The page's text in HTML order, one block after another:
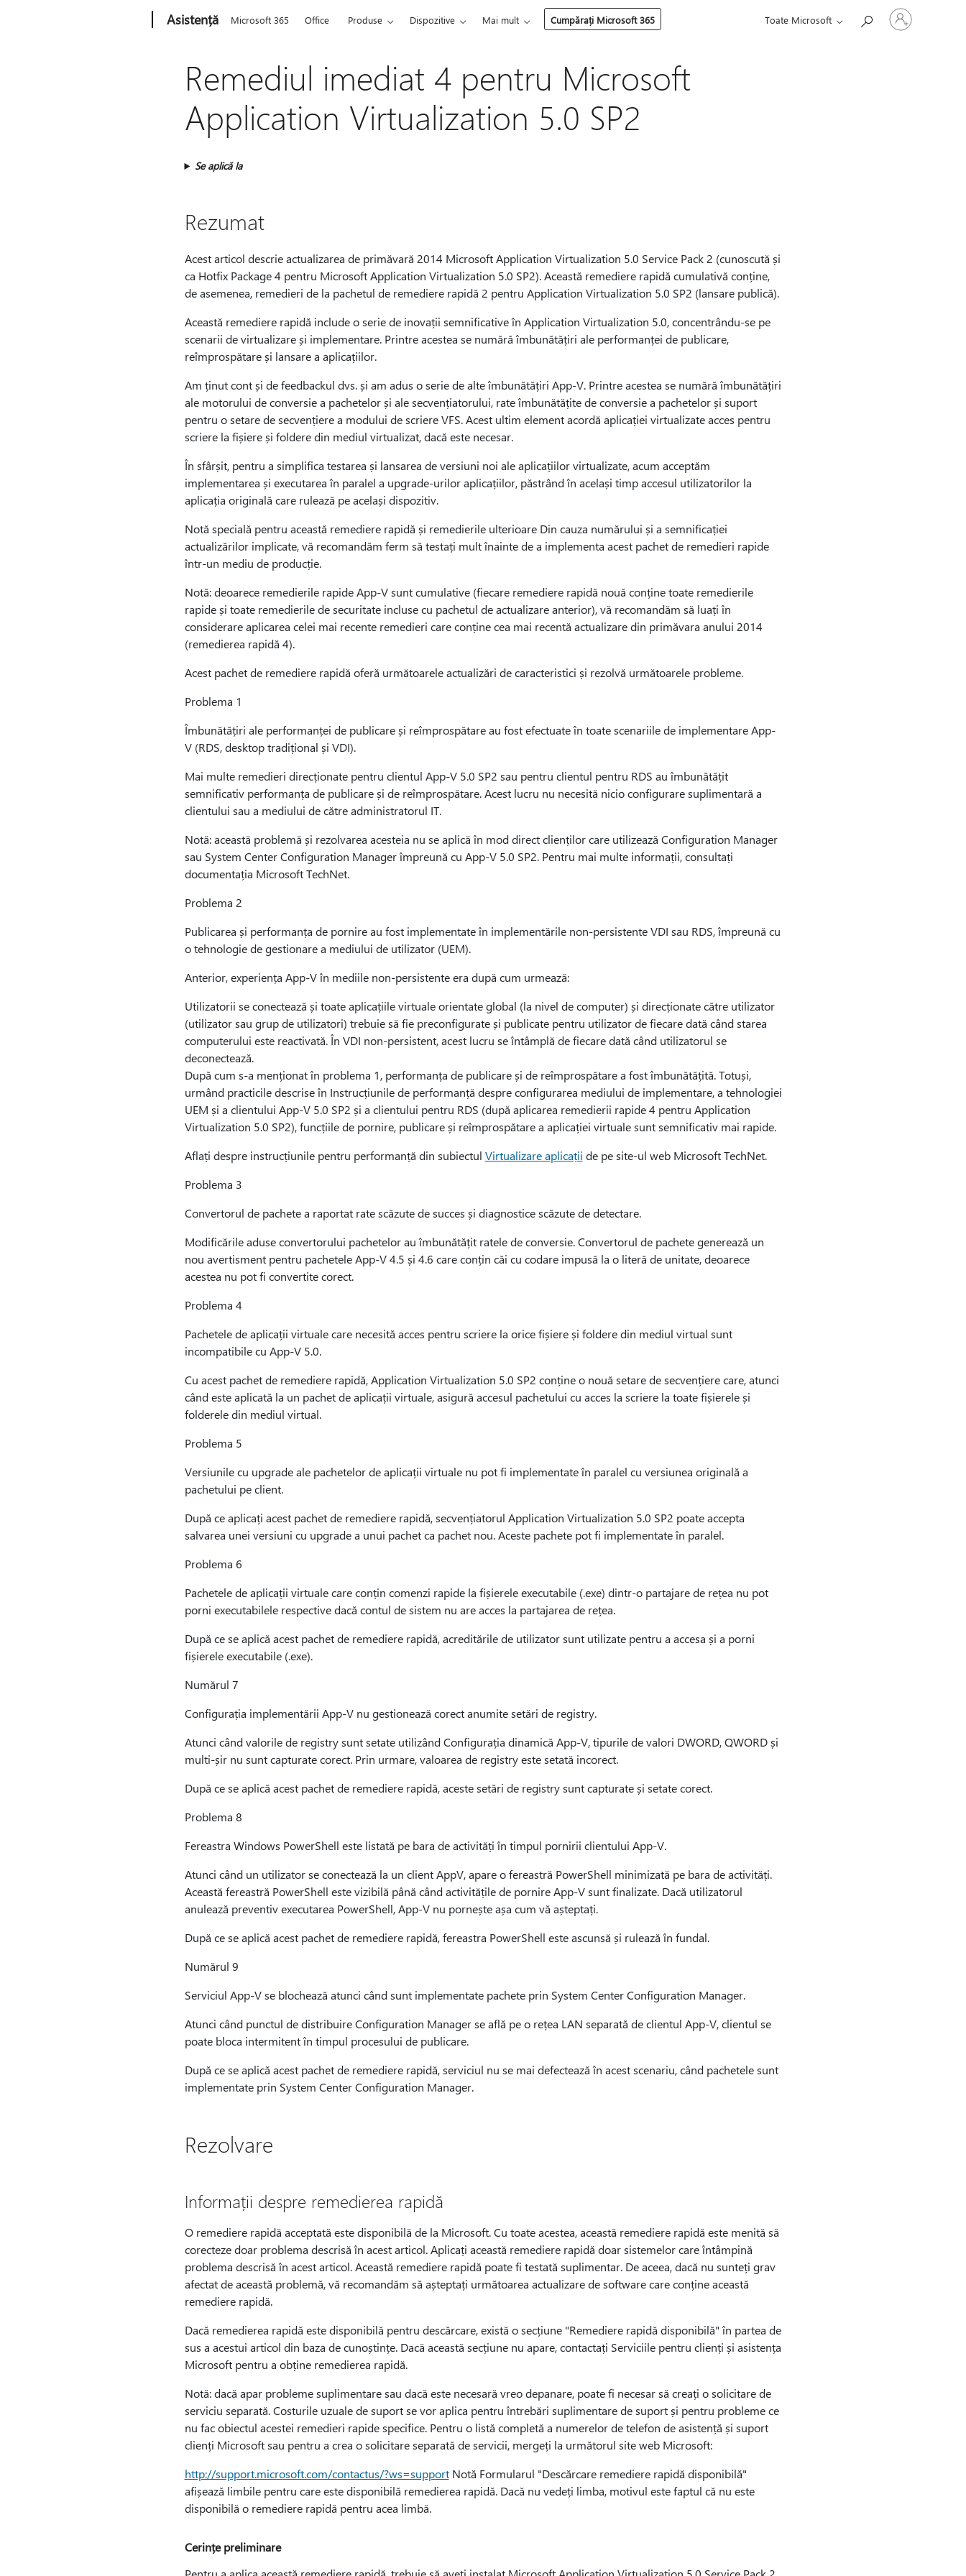
Asistență Microsoft 365 Office Produse Dispozitive Mai mult Cumpărați Microsoft 365 Toate Microsoft
Conectați-
vă
Remediul imediat 4 pentru Microsoft
Application Virtualization 5.0 SP2
Se aplică la
Rezumat
Acest articol descrie actualizarea de primăvară 2014 Microsoft Application Virtualization 5.0 Service Pack 2 (cunoscută și
ca Hotfix Package 4 pentru Microsoft Application Virtualization 5.0 SP2). Această remediere rapidă cumulativă conține,
de asemenea, remedieri de la pachetul de remediere rapidă 2 pentru Application Virtualization 5.0 SP2 (lansare publică).
Această remediere rapidă include o serie de inovații semnificative în Application Virtualization 5.0, concentrându-se pe
scenarii de virtualizare și implementare. Printre acestea se numără îmbunătățiri ale performanței de publicare,
reîmprospătare și lansare a aplicațiilor.
Am ținut cont și de feedbackul dvs. și am adus o serie de alte îmbunătățiri App-V. Printre acestea se numără îmbunătățiri
ale motorului de conversie a pachetelor și ale secvențiatorului, rate îmbunătățite de conversie a pachetelor și suport
pentru o setare de secvențiere a modului de scriere VFS. Acest ultim element acordă aplicației virtualizate acces pentru
scriere la fișiere și foldere din mediul virtualizat, dacă este necesar.
În sfârșit, pentru a simplifica testarea și lansarea de versiuni noi ale aplicațiilor virtualizate, acum acceptăm
implementarea și executarea în paralel a upgrade-urilor aplicațiilor, păstrând în același timp accesul utilizatorilor la
aplicația originală care rulează pe același dispozitiv.
Notă specială pentru această remediere rapidă și remedierile ulterioare Din cauza numărului și a semnificației
actualizărilor implicate, vă recomandăm ferm să testați mult înainte de a implementa acest pachet de remedieri rapide
într-un mediu de producție.
Notă: deoarece remedierile rapide App-V sunt cumulative (fiecare remediere rapidă nouă conține toate remedierile
rapide și toate remedierile de securitate incluse cu pachetul de actualizare anterior), vă recomandăm să luați în
considerare aplicarea celei mai recente remedieri care conține cea mai recentă actualizare din primăvara anului 2014
(remedierea rapidă 4).
Acest pachet de remediere rapidă oferă următoarele actualizări de caracteristici și rezolvă următoarele probleme.
Problema 1
Îmbunătățiri ale performanței de publicare și reîmprospătare au fost efectuate în toate scenariile de implementare App-
V (RDS, desktop tradițional și VDI).
Mai multe remedieri direcționate pentru clientul App-V 5.0 SP2 sau pentru clientul pentru RDS au îmbunătățit
semnificativ performanța de publicare și de reîmprospătare. Acest lucru nu necesită nicio configurare suplimentară a
clientului sau a mediului de către administratorul IT.
Notă: această problemă și rezolvarea acesteia nu se aplică în mod direct clienților care utilizează Configuration Manager
sau System Center Configuration Manager împreună cu App-V 5.0 SP2. Pentru mai multe informații, consultați
documentația Microsoft TechNet.
Problema 2
Publicarea și performanța de pornire au fost implementate în implementările non-persistente VDI sau RDS, împreună cu
o tehnologie de gestionare a mediului de utilizator (UEM).
Anterior, experiența App-V în mediile non-persistente era după cum urmează:
Utilizatorii se conectează și toate aplicațiile virtuale orientate global (la nivel de computer) și direcționate către utilizator
(utilizator sau grup de utilizatori) trebuie să fie preconfigurate și publicate pentru utilizator de fiecare dată când starea
computerului este reactivată. În VDI non-persistent, acest lucru se întâmplă de fiecare dată când utilizatorul se
deconectează.
După cum s-a menționat în problema 1, performanța de publicare și de reîmprospătare a fost îmbunătățită. Totuși,
urmând practicile descrise în Instrucțiunile de performanță despre configurarea mediului de implementare, a tehnologiei
UEM și a clientului App-V 5.0 SP2 și a clientului pentru RDS (după aplicarea remedierii rapide 4 pentru Application
Virtualization 5.0 SP2), funcțiile de pornire, publicare și reîmprospătare a aplicației virtuale sunt semnificativ mai rapide.
Aflați despre instrucțiunile pentru performanță din subiectul Virtualizare aplicații de pe site-ul web Microsoft TechNet.
Problema 3
Convertorul de pachete a raportat rate scăzute de succes și diagnostice scăzute de detectare.
Modificările aduse convertorului pachetelor au îmbunătățit ratele de conversie. Convertorul de pachete generează un
nou avertisment pentru pachetele App-V 4.5 și 4.6 care conțin căi cu codare impusă la o literă de unitate, deoarece
acestea nu pot fi convertite corect.
Problema 4
Pachetele de aplicații virtuale care necesită acces pentru scriere la orice fișiere și foldere din mediul virtual sunt
incompatibile cu App-V 5.0.
Cu acest pachet de remediere rapidă, Application Virtualization 5.0 SP2 conține o nouă setare de secvențiere care, atunci
când este aplicată la un pachet de aplicații virtuale, asigură accesul pachetului cu acces la scriere la toate fișierele și
folderele din mediul virtual.
Problema 5
Versiunile cu upgrade ale pachetelor de aplicații virtuale nu pot fi implementate în paralel cu versiunea originală a
pachetului pe client.
După ce aplicați acest pachet de remediere rapidă, secvențiatorul Application Virtualization 5.0 SP2 poate accepta
salvarea unei versiuni cu upgrade a unui pachet ca pachet nou. Aceste pachete pot fi implementate în paralel.
Problema 6
Pachetele de aplicații virtuale care conțin comenzi rapide la fișierele executabile (.exe) dintr-o partajare de rețea nu pot
porni executabilele respective dacă contul de sistem nu are acces la partajarea de rețea.
După ce se aplică acest pachet de remediere rapidă, acreditările de utilizator sunt utilizate pentru a accesa și a porni
fișierele executabile (.exe).
Numărul 7
Configurația implementării App-V nu gestionează corect anumite setări de registry.
Atunci când valorile de registry sunt setate utilizând Configurația dinamică App-V, tipurile de valori DWORD, QWORD și
multi-șir nu sunt capturate corect. Prin urmare, valoarea de registry este setată incorect.
După ce se aplică acest pachet de remediere rapidă, aceste setări de registry sunt capturate și setate corect.
Problema 8
Fereastra Windows PowerShell este listată pe bara de activități în timpul pornirii clientului App-V.
Atunci când un utilizator se conectează la un client AppV, apare o fereastră PowerShell minimizată pe bara de activități.
Această fereastră PowerShell este vizibilă până când activitățile de pornire App-V sunt finalizate. Dacă utilizatorul
anulează preventiv executarea PowerShell, App-V nu pornește așa cum vă așteptați.
După ce se aplică acest pachet de remediere rapidă, fereastra PowerShell este ascunsă și rulează în fundal.
Numărul 9
Serviciul App-V se blochează atunci când sunt implementate pachete prin System Center Configuration Manager.
Atunci când punctul de distribuire Configuration Manager se află pe o rețea LAN separată de clientul App-V, clientul se
poate bloca intermitent în timpul procesului de publicare.
După ce se aplică acest pachet de remediere rapidă, serviciul nu se mai defectează în acest scenariu, când pachetele sunt
implementate prin System Center Configuration Manager.
Rezolvare
Informații despre remedierea rapidă
O remediere rapidă acceptată este disponibilă de la Microsoft. Cu toate acestea, această remediere rapidă este menită să
corecteze doar problema descrisă în acest articol. Aplicați această remediere rapidă doar sistemelor care întâmpină
problema descrisă în acest articol. Această remediere rapidă poate fi testată suplimentar. De aceea, dacă nu sunteți grav
afectat de această problemă, vă recomandăm să așteptați următoarea actualizare de software care conține această
remediere rapidă.
Dacă remedierea rapidă este disponibilă pentru descărcare, există o secțiune "Remediere rapidă disponibilă" în partea de
sus a acestui articol din baza de cunoștințe. Dacă această secțiune nu apare, contactați Serviciile pentru clienți și asistența
Microsoft pentru a obține remedierea rapidă.
Notă: dacă apar probleme suplimentare sau dacă este necesară vreo depanare, poate fi necesar să creați o solicitare de
serviciu separată. Costurile uzuale de suport se vor aplica pentru întrebări suplimentare de suport și pentru probleme ce
nu fac obiectul acestei remedieri rapide specifice. Pentru o listă completă a numerelor de telefon de asistență și suport
clienți Microsoft sau pentru a crea o solicitare separată de servicii, mergeți la următorul site web Microsoft:
http://support.microsoft.com/contactus/?ws=supportNotă Formularul "Descărcare remediere rapidă disponibilă"
afișează limbile pentru care este disponibilă remedierea rapidă. Dacă nu vedeți limba, motivul este faptul că nu este
disponibilă o remediere rapidă pentru acea limbă.
Cerințe preliminare